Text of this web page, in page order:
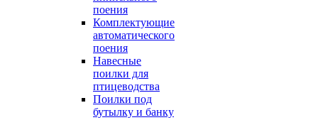
поения
Комплектующие
автоматического
поения
Навесные
поилки для
птицеводства
Поилки под
бутылку и банку